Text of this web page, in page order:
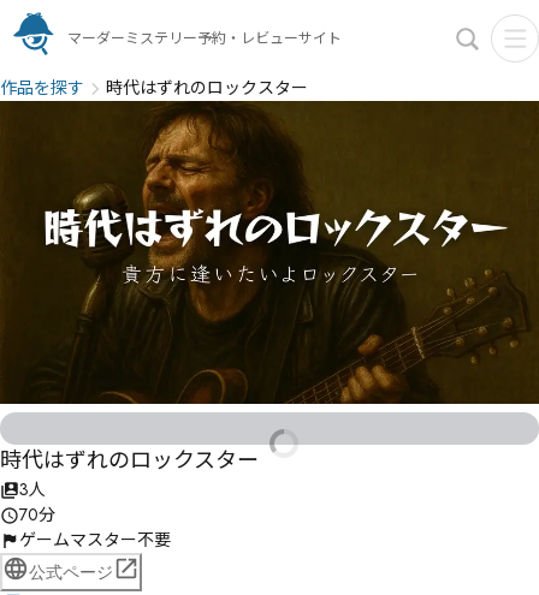
マーダーミステリー予約・レビューサイト
作品を探す 時代はずれのロックスター
時代はずれのロックスター
3人
70分
ゲームマスター不要
公式ページ